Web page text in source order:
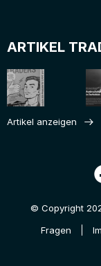
ARTIKEL
Artikel anzeigen
© Copyright
Fragen